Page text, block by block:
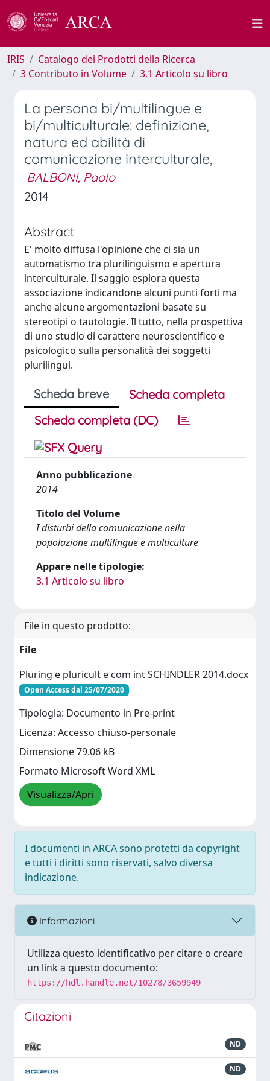
IRIS
Catalogo dei Prodotti della Ricerca
3 Contributo in Volume
3.1 Articolo su libro
La persona bi/multilingue e
bi/multiculturale: definizione,
natura ed abilità di
comunicazione interculturale,
BALBONI, Paolo
2014
Abstract
E' molto diffusa l'opinione che ci sia un
automatismo tra plurilinguismo e apertura
interculturale. Il saggio esplora questa
associazione indicandone alcuni punti forti ma
anche alcune argomentazioni basate su
stereotipi o tautologie. Il tutto, nella prospettiva
di uno studio di carattere neuroscientifico e
psicologico sulla personalità dei soggetti
plurilingui.
Scheda breve
Scheda completa
Scheda completa (DC)
Anno pubblicazione
2014
Titolo del Volume
I disturbi della comunicazione nella
popolazione multilingue e multiculture
Appare nelle tipologie:
3.1 Articolo su libro
File in questo prodotto:
File
Pluring e pluricult e com int SCHINDLER 2014.docx
Open Access dal 25/07/2020
Tipologia: Documento in Pre-print
Licenza: Accesso chiuso-personale
Dimensione 79.06 kB
Formato Microsoft Word XML
Visualizza/Apri
I documenti in ARCA sono protetti da copyright
e tutti i diritti sono riservati, salvo diversa
indicazione.
Informazioni
Utilizza questo identificativo per citare o creare
un link a questo documento:
https://hdl.handle.net/10278/3659949
Citazioni
ND
ND